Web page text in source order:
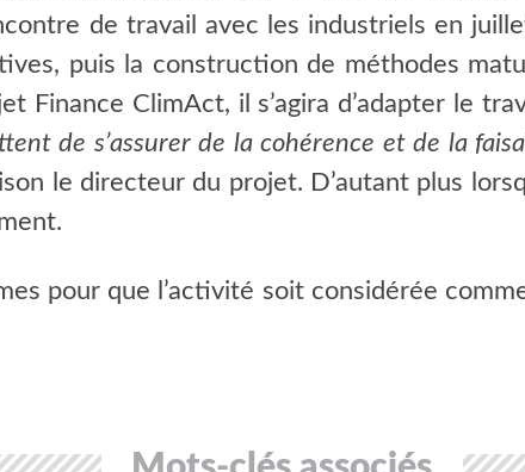
de travail avec les industriels en
puis la construction de méthodes
Finance ClimAct, il s’agira d’adapter le
de s’assurer de la cohérence et de la
le directeur du projet. D’autant plus
pour que l’activité soit considérée